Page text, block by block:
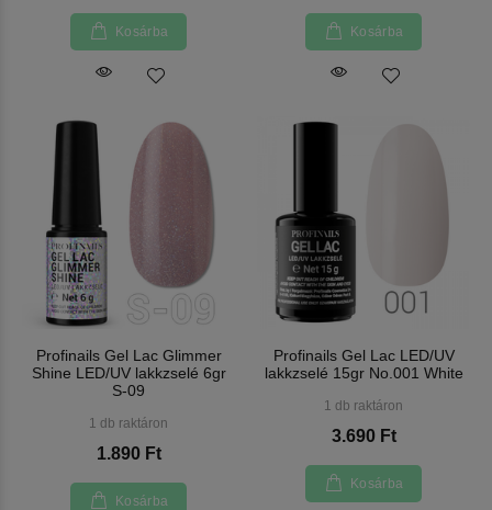
Kosárba Kosárba
Profinails Gel Lac Glimmer
Shine LED/UV lakkzselé 6gr
S-09
1 db raktáron
1.890 Ft
Kosárba
Profinails Gel Lac LED/UV
lakkzselé 15gr No.001 White
1 db raktáron
3.690 Ft
Kosárba